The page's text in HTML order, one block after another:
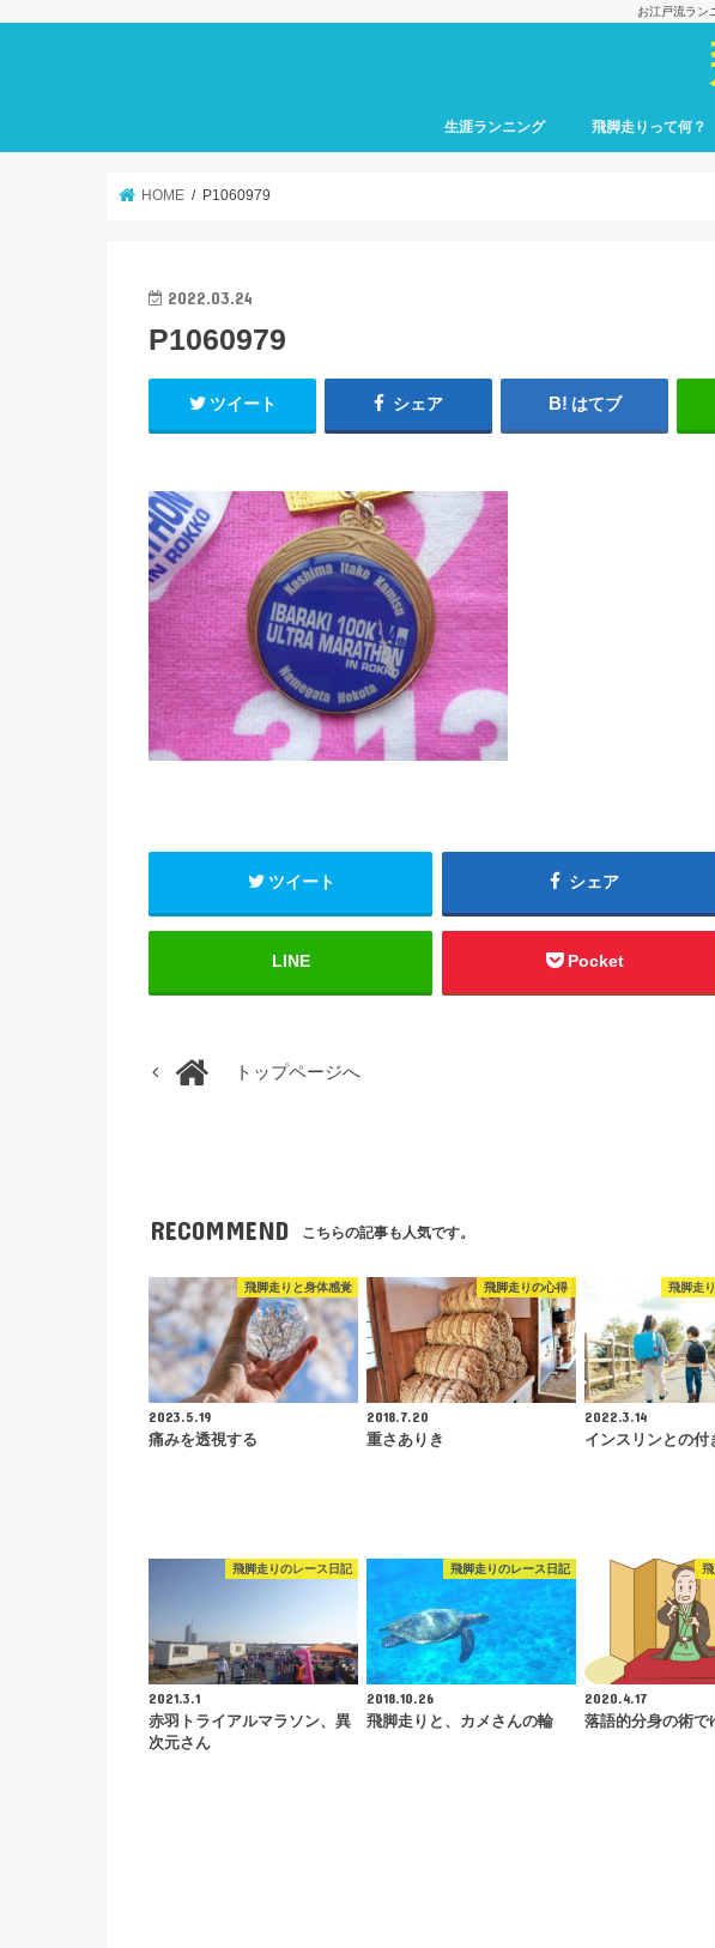
お江戸流ラン
生涯ランニング 飛脚走りって何？
HOME P1060979
2022.03.24
P1060979
ツイート シェア はてブ
ツイート シェア
LINE Pocket
トップページへ
RECOMMEND こちらの記事も人気です。
飛脚走りと身体感覚
2023.5.19
痛みを透視する
飛脚走りの心得
2018.7.20
重さありき
飛脚走
2022.3.14
インスリンとの付
飛脚走りのレース日記
2021.3.1
赤羽トライアルマラソン、異
次元さん
飛脚走りのレース日記
2018.10.26
飛脚走りと、カメさんの輪
2020.4.17
落語的分身の術で